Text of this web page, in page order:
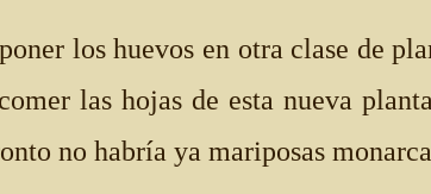
los huevos en otra clase de
las hojas de esta nueva
no habría ya mariposas